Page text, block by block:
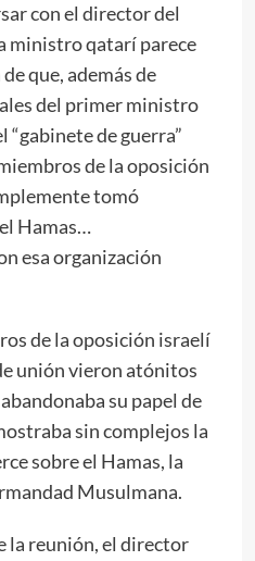
con el director del
ministro qatarí parece
que, además de
del primer ministro
de guerra”
de la oposición
tomó
Hamas…
esa organización
de la oposición israelí
unión vieron atónitos
su papel de
sin complejos la
sobre el Hamas, la
Musulmana.
la reunión, el director